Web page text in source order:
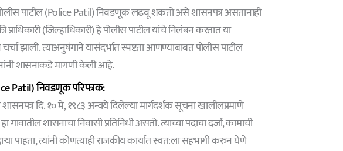
पाटील (Police Patil) निवडणूक लढवू शकतो असे शासनपत्र असतानाही
प्राधिकारी (जिल्हाधिकारी) हे पोलीस पाटील यांचे निलंबन करतात या
झाली. त्याअनुषंगाने यासंदर्भात स्पष्टता आणण्याबाबत पोलीस पाटील
शासनाकडे मागणी केली आहे.
Patil) निवडणूक परिपत्रक:
शासनपत्र दि. १० मे, १९८३ अन्वये दिलेल्या मार्गदर्शक सूचना खालीलप्रमाणे
शासनाचा निवासी प्रतिनिधी असतो. त्याच्या पदाचा दर्जा, कामाची
पाहता, त्यांनी कोणत्याही राजकीय कार्यात स्वत:ला सहभागी करुन घेणे